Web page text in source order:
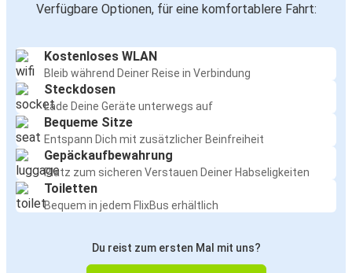
Verfügbare Optionen, für eine komfortablere Fahrt:
Kostenloses WLAN
Bleib während Deiner Reise in Verbindung
Steckdosen
Lade Deine Geräte unterwegs auf
Bequeme Sitze
Entspann Dich mit zusätzlicher Beinfreiheit
Gepäckaufbewahrung
Platz zum sicheren Verstauen Deiner Habseligkeiten
Toiletten
Bequem in jedem FlixBus erhältlich
Du reist zum ersten Mal mit uns?